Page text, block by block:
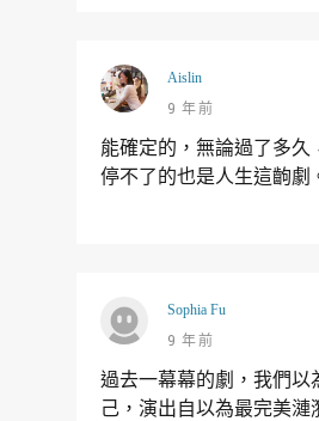
Aislin
9 年前
能確定的，無論過了多久
停不了的也是人生這齣劇
Sophia Fu
9 年前
過去一幕幕的劇，我們以
己，演出自以為最完美漣